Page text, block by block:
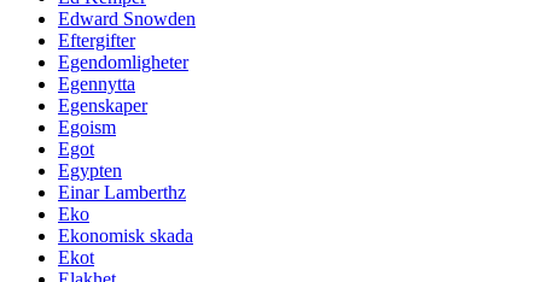
Edward Snowden
Eftergifter
Egendomligheter
Egennytta
Egenskaper
Egoism
Egot
Egypten
Einar Lamberthz
Eko
Ekonomisk skada
Ekot